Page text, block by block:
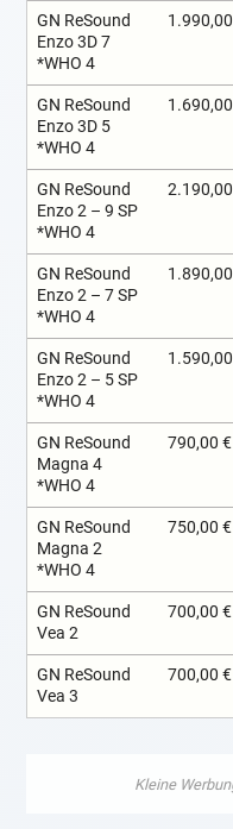
GN ReSound
Enzo 3D 7
*WHO 4
GN ReSound
Enzo 3D 5
*WHO 4
GN ReSound
Enzo 2 – 9 SP
*WHO 4
GN ReSound
Enzo 2 – 7 SP
*WHO 4
GN ReSound
Enzo 2 – 5 SP
*WHO 4
GN ReSound
Magna 4
*WHO 4
790,00 €
GN ReSound
Magna 2
*WHO 4
750,00 €
GN ReSound
Vea 2
700,00 €
GN ReSound
Vea 3
700,00 €